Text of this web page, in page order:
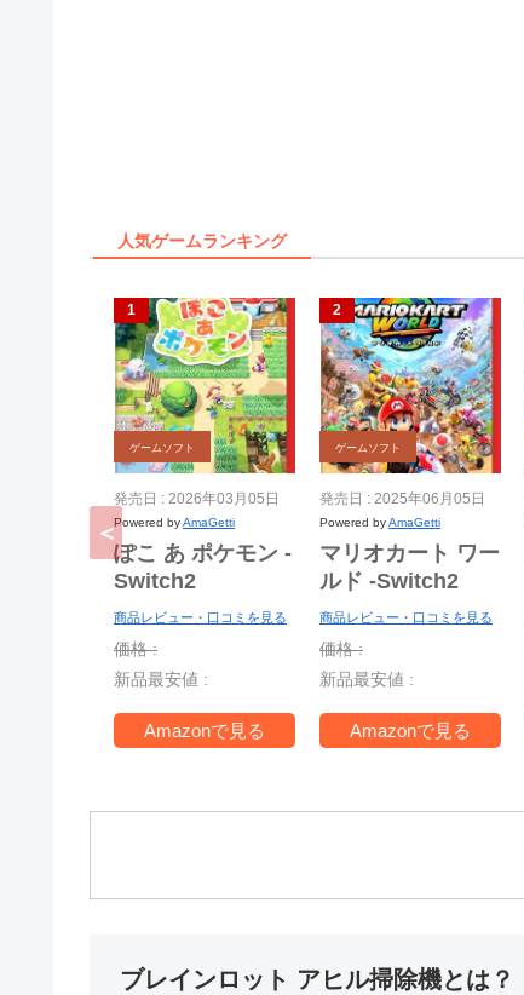
人気ゲームランキング
ゲームソフト
発売日 : 2026年03月05日
Powered byAmaGetti
ぽこ あ ポケモン -
Switch2
商品レビュー・口コミを見る
価格 :
新品最安値 :
Amazonで見る
ゲームソフト
発売日 : 2025年06月05日
Powered byAmaGetti
マリオカート ワー
ルド -Switch2
商品レビュー・口コミを見る
価格 :
新品最安値 :
Amazonで見る
ブレインロット アヒル掃除機とは？